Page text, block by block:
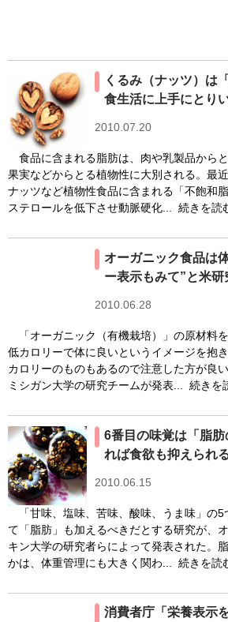
くるみ（ナッツ）は
食生活に上手にとり
2010.07.20
食品に含まれる脂肪は、肉や乳製品から
果実などからとる植物性に大別される。最
ナッツなど植物性食品に含まれる「不飽和
ステロールを低下させ動脈硬化... 続きを
オーガニック食品は
ー表示もみて”と米研
2010.06.28
「オーガニック（有機栽培）」の原材料
低カロリーで体に良いというイメージを抱
カロリーのものもあるので注意した方が
ミシガン大学の研究チームが発表... 続き
6番目の味覚は「脂
れば食欲も抑えられ
2010.06.15
「甘味、塩味、苦味、酸味、うま味」の5
て「脂肪」も加えるべきだとする研究が、
キン大学の研究者らによって発表された。
かは、体重管理にも大きく関わ... 続きを
消費者庁「栄養表示